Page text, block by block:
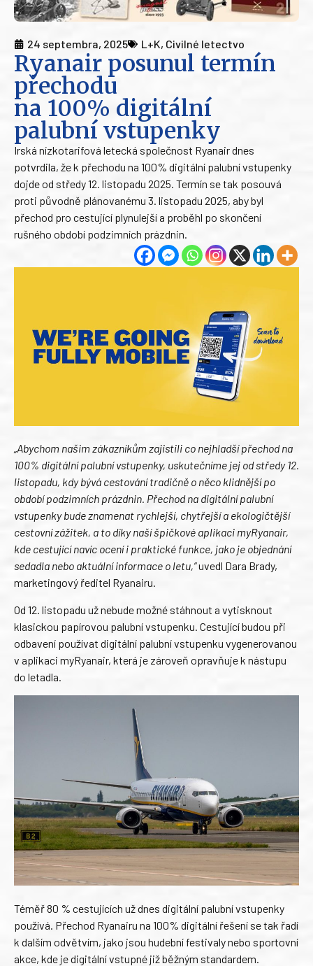
24 septembra, 2025 L+K, Civilné letectvo
Ryanair posunul termín
přechodu
na 100% digitální
palubní vstupenky
Irská nízkotarifová letecká společnost Ryanair dnes
potvrdila, že k přechodu na 100% digitální palubní vstupenky
dojde od středy 12. listopadu 2025. Termín se tak posouvá
proti původně plánovanému 3. listopadu 2025, aby byl
přechod pro cestující plynulejší a proběhl po skončení
rušného období podzimních prázdnin.
„Abychom našim zákazníkům zajistili co nejhladší přechod na
100% digitální palubní vstupenky, uskutečníme jej od středy 12.
listopadu, kdy bývá cestování tradičně o něco klidnější po
období podzimních prázdnin. Přechod na digitální palubní
vstupenky bude znamenat rychlejší, chytřejší a ekologičtější
cestovní zážitek, a to díky naší špičkové aplikaci myRyanair,
kde cestující navíc ocení i praktické funkce, jako je objednání
sedadla nebo aktuální informace o letu,“uvedl Dara Brady,
marketingový ředitel Ryanairu.
Od 12. listopadu už nebude možné stáhnout a vytisknout
klasickou papírovou palubní vstupenku. Cestující budou při
odbavení používat digitální palubní vstupenku vygenerovanou
v aplikaci myRyanair, která je zároveň opravňuje k nástupu
do letadla.
Téměř 80 % cestujících už dnes digitální palubní vstupenky
používá. Přechod Ryanairu na 100% digitální řešení se tak řadí
k dalším odvětvím, jako jsou hudební festivaly nebo sportovní
akce, kde je digitální vstupné již běžným standardem.